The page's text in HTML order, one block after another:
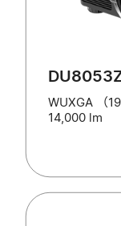
WUXGA （
14,000 lm